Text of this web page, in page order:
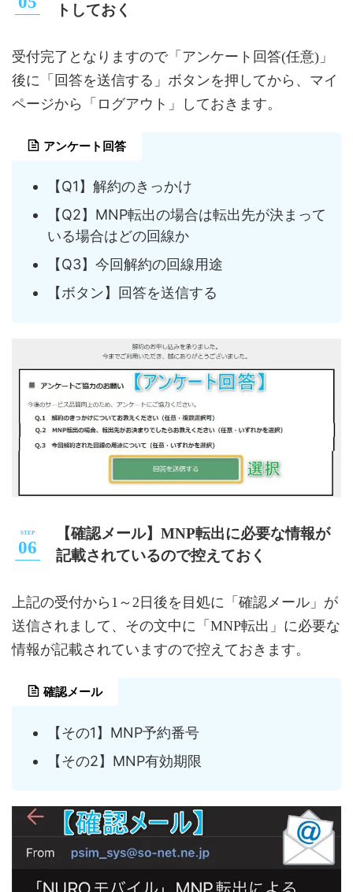
トしておく
受付完了となりますので「アンケート回答(任意)」
後に「回答を送信する」ボタンを押してから、マイ
ページから「ログアウト」しておきます。
アンケート回答
【Q1】解約のきっかけ
【Q2】MNP転出の場合は転出先が決まって
いる場合はどの回線か
【Q3】今回解約の回線用途
【ボタン】回答を送信する
【確認メール】MNP転出に必要な情報が
記載されているので控えておく
上記の受付から1～2日後を目処に「確認メール」が
送信されまして、その文中に「MNP転出」に必要な
情報が記載されていますので控えておきます。
確認メール
【その1】MNP予約番号
【その2】MNP有効期限